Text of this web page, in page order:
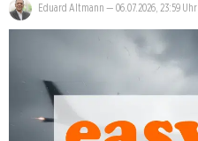
Eduard Altmann — 06.07.2026, 23:59 Uhr